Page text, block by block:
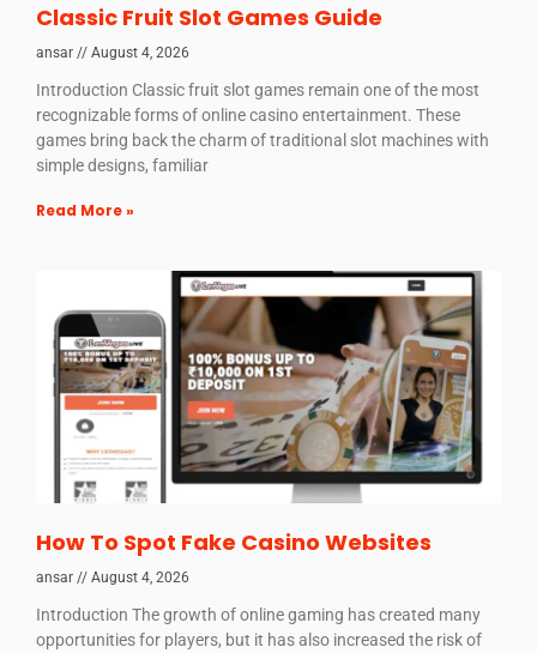
Classic Fruit Slot Games Guide
ansar August 4, 2026
Introduction Classic fruit slot games remain one of the most
recognizable forms of online casino entertainment. These
games bring back the charm of traditional slot machines with
simple designs, familiar
Read More »
How To Spot Fake Casino Websites
ansar August 4, 2026
Introduction The growth of online gaming has created many
opportunities for players, but it has also increased the risk of